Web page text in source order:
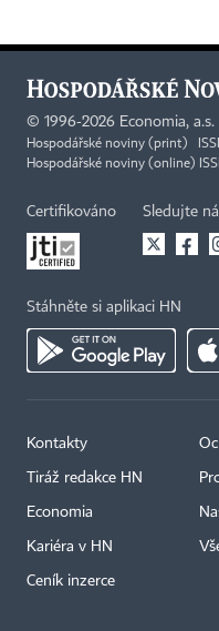
© 1996-2026 Economia, a.s.
Hospodářské noviny (print)
Hospodářské noviny (online)
Certifikováno Sledujte
Stáhněte si aplikaci HN
Kontakty
Tiráž redakce HN
Economia
Kariéra v HN
Ceník inzerce